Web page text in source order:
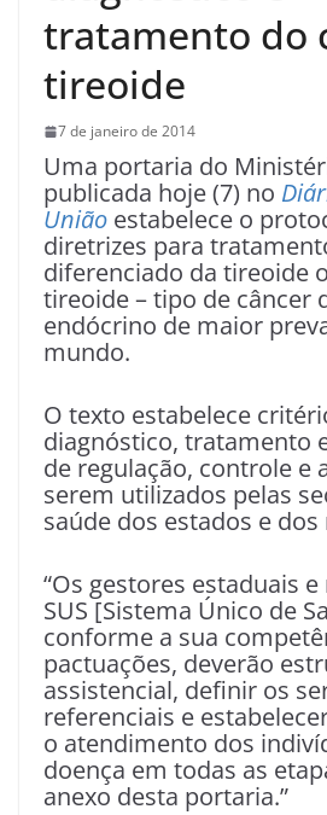
tratamento do
tireoide
7 de janeiro de 2014
Uma portaria do
publicada hoje (7) no
União estabelece o
diretrizes para
diferenciado da tireoide
tireoide – tipo de câncer
endócrino de maior
mundo.
O texto estabelece
diagnóstico, tratamento
de regulação, controle e
serem utilizados pelas
saúde dos estados e
“Os gestores estaduais
SUS [Sistema Único de
conforme a sua
pactuações, deverão
assistencial, definir os
referenciais e
o atendimento dos
doença em todas as
anexo desta portaria.”